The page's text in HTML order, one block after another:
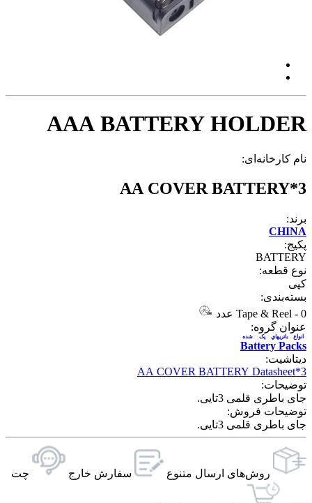
AAA BATTERY HOLDER
نام کارخانه‌ای:
3*AA COVER BATTERY
برند:
CHINA
پکیج:
BATTERY
نوع قطعه:
کپی
بسته‌بندی:
Tape & Reel - 0 عدد
عنوان گروه:
Battery Packs
انواع باتريهاي پک شده
دیتاشیت:
3*AA COVER BATTERY Datasheet
توضیحات:
جای باطری قلمی 3تایی.
توضیحات فروش:
جای باطری قلمی 3تایی.
روش‌های ارسال‌ متنوع سفارش خارج چت